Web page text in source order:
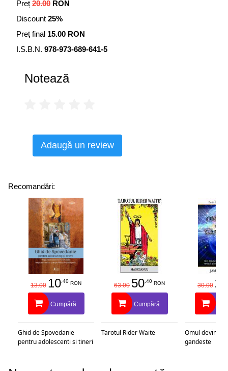
derviși rotitori e o parabolă a vieții și a morții, care
surprinde și îndeamnă la meditație.
Preț 20.00 RON
Discount 25%
Preț final 15.00 RON
I.S.B.N. 978-973-689-641-5
Notează
Adaugă un review
Recomandări:
13.00 10.40 RON
Cumpără
Ghid de Spovedanie
pentru adolescenti si tineri
63.00 50.40 RON
Cumpără
Tarotul Rider Waite
30.00 25
Omul devine
gandeste